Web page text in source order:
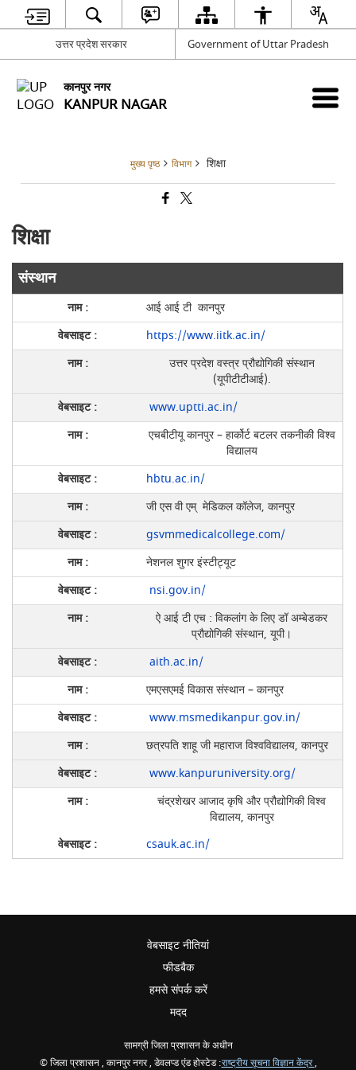
उत्तर प्रदेश सरकार Government of Uttar Pradesh
कानपुर नगर
KANPUR NAGAR
मुख्य पृष्ठ विभाग शिक्षा
शिक्षा
संस्थान
आई आई टी कानपुर
https://www.iitk.ac.in/
उत्तर प्रदेश वस्त्र प्रौद्योगिकी संस्थान
(यूपीटीटीआई).
www.uptti.ac.in/
एचबीटीयू कानपुर – हार्कोर्ट बटलर तकनीकी विश्व
विद्यालय
hbtu.ac.in/
जी एस वी एम् मेडिकल कॉलेज, कानपुर
gsvmmedicalcollege.com/
नेशनल शुगर इंस्टीट्यूट
nsi.gov.in/
ऐ आई टी एच : विकलांग के लिए डॉ अम्बेडकर
प्रौद्योगिकी संस्थान, यूपी।
aith.ac.in/
एमएसएमई विकास संस्थान – कानपुर
www.msmedikanpur.gov.in/
छत्रपति शाहू जी महाराज विश्वविद्यालय, कानपुर
www.kanpuruniversity.org/
चंद्रशेखर आजाद कृषि और प्रौद्योगिकी विश्व
विद्यालय, कानपुर
csauk.ac.in/
वेबसाइट नीतियां
फीडबैक
हमसे संपर्क करें
मदद
सामग्री जिला प्रशासन के अधीन
© जिला प्रशासन , कानपुर नगर , डेवलप्ड एंड होस्टेड :राष्ट्रीय सूचना विज्ञान केंद्र,